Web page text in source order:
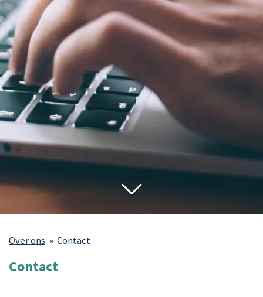
Over ons » Contact
Contact